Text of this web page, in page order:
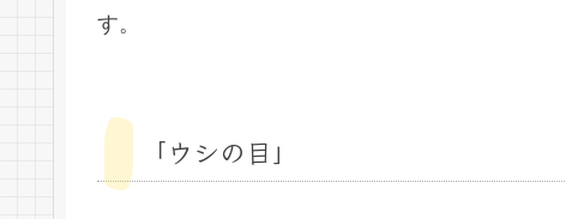
す。
「ウシの目」